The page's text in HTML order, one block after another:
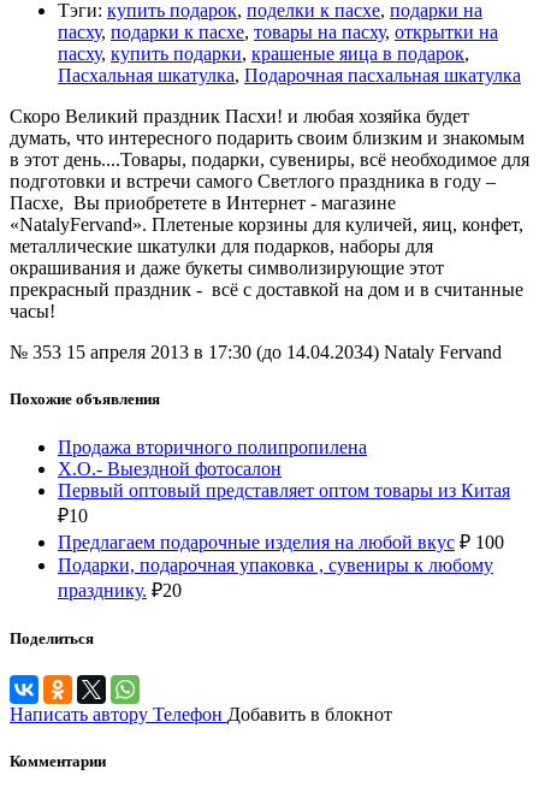
Тэги: купить подарок, поделки к пасхе, подарки на
пасху, подарки к пасхе, товары на пасху, открытки на
пасху, купить подарки, крашеные яица в подарок,
Пасхальная шкатулка, Подарочная пасхальная шкатулка
Скоро Великий праздник Пасхи! и любая хозяйка будет
думать, что интересного подарить своим близким и знакомым
в этот день....Товары, подарки, сувениры, всё необходимое для
подготовки и встречи самого Светлого праздника в году –
Пасхе, Вы приобретете в Интернет - магазине
«NatalyFervand». Плетеные корзины для куличей, яиц, конфет,
металлические шкатулки для подарков, наборы для
окрашивания и даже букеты символизирующие этот
прекрасный праздник - всё с доставкой на дом и в считанные
часы!
№ 353 15 апреля 2013 в 17:30 (до 14.04.2034) Nataly Fervand
Похожие объявления
Продажа вторичного полипропилена
Х.О.- Выездной фотосалон
Первый оптовый представляет оптом товары из Китая
₽10
Предлагаем подарочные изделия на любой вкус ₽ 100
Подарки, подарочная упаковка , сувениры к любому
празднику. ₽20
Поделиться
Написать автору Телефон Добавить в блокнот
Комментарии